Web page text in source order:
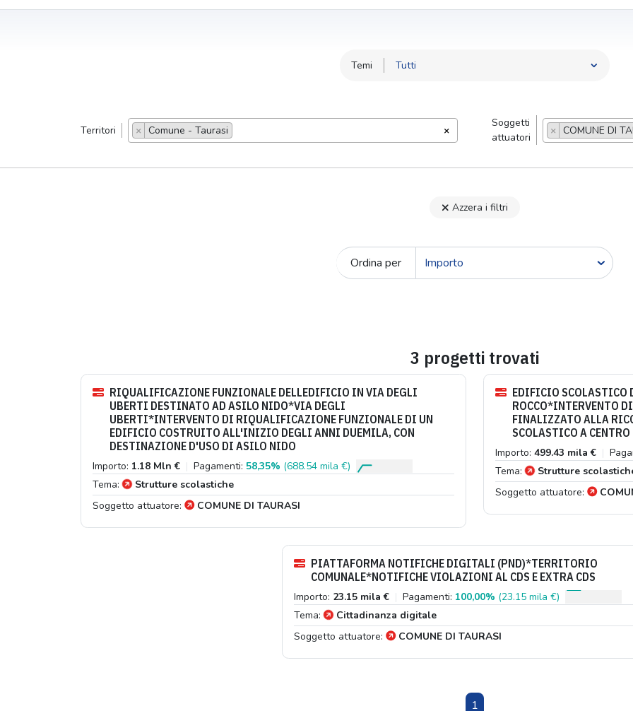
Temi
Territori ×
× Comune - Taurasi
Soggetti
attuatori
× COMUNE DI
Azzera i filtri
Ordina per
3 progetti trovati
RIQUALIFICAZIONE FUNZIONALE DELLEDIFICIO IN VIA DEGLI
UBERTI DESTINATO AD ASILO NIDO*VIA DEGLI
UBERTI*INTERVENTO DI RIQUALIFICAZIONE FUNZIONALE DI UN
EDIFICIO COSTRUITO ALL'INIZIO DEGLI ANNI DUEMILA, CON
DESTINAZIONE D'USO DI ASILO NIDO
Importo: 1.18 Mln € | Pagamenti: 58,35% (688.54 mila €)
Tema:
Strutture scolastiche
Soggetto attuatore:
COMUNE DI TAURASI
EDIFICIO SCOLASTICO
ROCCO*INTERVENTO
FINALIZZATO ALLA
SCOLASTICO A
Importo: 499.43 mila € |
Tema:
Strutture
Soggetto attuatore:
PIATTAFORMA NOTIFICHE DIGITALI (PND)*TERRITORIO
COMUNALE*NOTIFICHE VIOLAZIONI AL CDS E EXTRA CDS
Importo: 23.15 mila € | Pagamenti: 100,00% (23.15 mila €)
Tema:
Cittadinanza digitale
Soggetto attuatore:
COMUNE DI TAURASI
1